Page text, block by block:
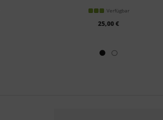
Verfügbar
25,00 €